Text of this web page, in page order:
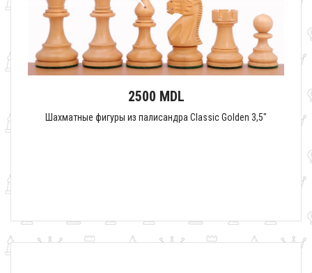
2500 MDL
Шахматные фигуры из палисандра Classic Golden 3,5"